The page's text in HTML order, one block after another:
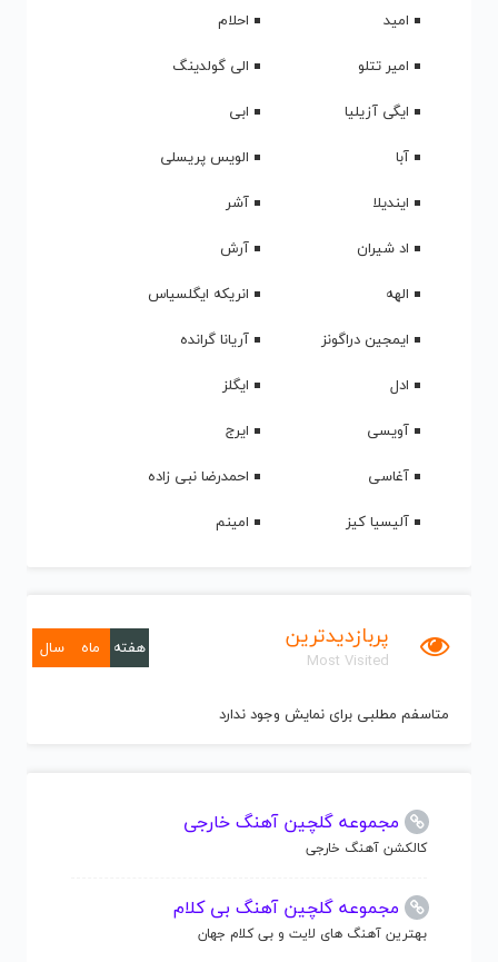
امید
احلام
امیر تتلو
الی گولدینگ
ایگی آزیلیا
ابی
آبا
الویس پریسلی
ایندیلا
آشر
اد شیران
آرش
الهه
انریکه ایگلسیاس
ایمجین دراگونز
آریانا گرانده
ادل
ایگلز
آویسی
ایرج
آغاسی
احمدرضا نبی زاده
آلیسیا کیز
امینم
پربازدیدترین
Most Visited
هفته ماه سال
متاسفم مطلبی برای نمایش وجود ندارد
مجموعه گلچین آهنگ خارجی
کالکشن آهنگ خارجی
مجموعه گلچین آهنگ بی کلام
بهترین آهنگ های لایت و بی کلام جهان